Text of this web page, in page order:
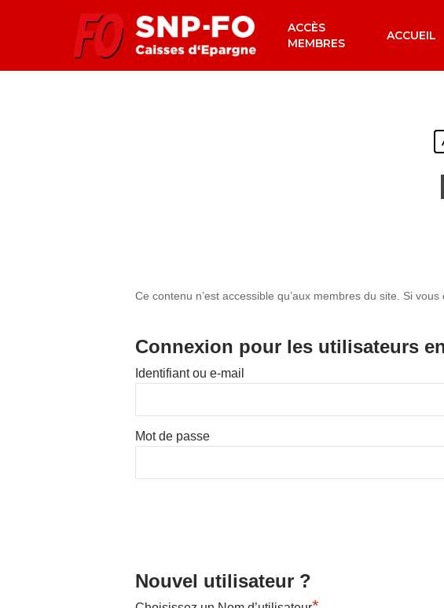
content
ACCÈS
MEMBRES
ACCUEIL
Ce contenu n’est accessible qu’aux membres du site. Si
Connexion pour les utilisateurs
Identifiant ou e-mail
Mot de passe
Nouvel utilisateur ?